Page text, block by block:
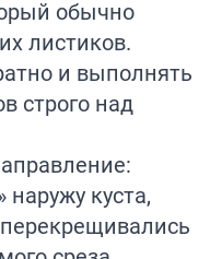
обычно
листиков.
и выполнять
строго над
куста,